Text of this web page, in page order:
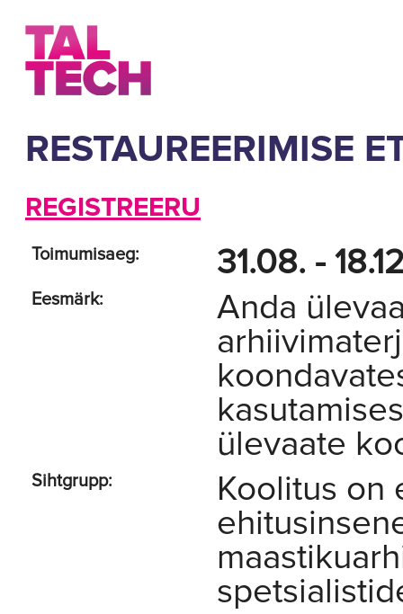
RESTAUREERIMISE
REGISTREERU
Toimumisaeg: 31.08. -
Eesmärk: Anda
ülevaate
Sihtgrupp: Koolitus on